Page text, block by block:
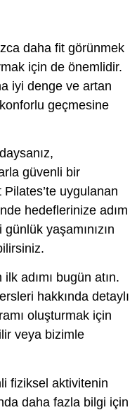
daha fit görünmek
için de önemlidir.
iyi denge ve artan
geçmesine
güvenli bir
uygulanan
hedeflerinize adım
yaşamınızın
adımı bugün atın.
hakkında detaylı
oluşturmak için
veya bizimle
fiziksel aktivitenin
daha fazla bilgi için